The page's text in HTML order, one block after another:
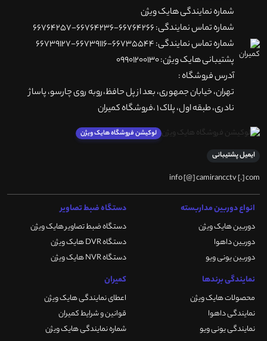
شماره نمایندگی هایک ویژن
شماره تماس نمایندگی: 66764266-66764236-66764257
شماره تماس نمایندگی: 66735544-66739116-66739127
پشتیبانی هایک ویژن: 09901200130
آدرس فروشگاه :
تهران، خيابان جمهوری، بعد از پل حافظ،روبه روی چارسو، پاساژ
نادری، طبقه اول، پلاک 1 ،فروشگاه کمیران
لوکیشن فروشگاه هایک ویژن
ایمیل پشتیبانی
info [@] camirancctv [.] com
انواع دوربین مداربسته
دوربین هایک ویژن
دوربین داهوا
دوربین یونی ویو
دستگاه ضبط تصاویر
دستگاه ضبط تصاویر هایک ویژن
دستگاه DVR هایک ویژن
دستگاه NVR هایک ویژن
نمایندگی برندها
محصولات هایک ویژن
نمایندگی داهوا
نمایندگی یونی ویو
کمیران
اعطای نمایندگی هایک ویژن
قوانین و شرایط کمیران
شماره نمایندگی هایک ویژن